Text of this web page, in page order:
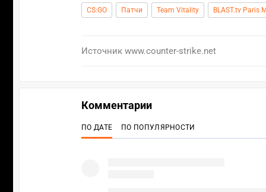
CS:GO Патчи Team Vitality BLAST.tv Paris
Источник www.counter-strike.net
Комментарии
ПО ДАТЕ ПО ПОПУЛЯРНОСТИ